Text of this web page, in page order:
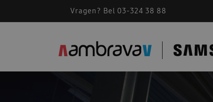
Vragen? Bel 03-324 38 88